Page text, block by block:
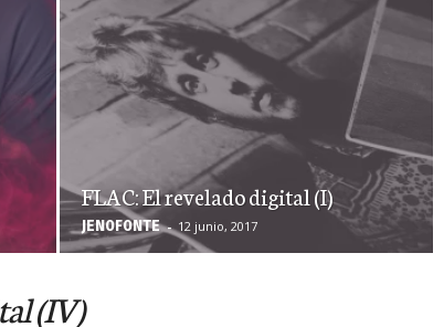
FLAC: El revelado digital (I)
JEN0F0NTE - 12 junio, 2017
(IV)